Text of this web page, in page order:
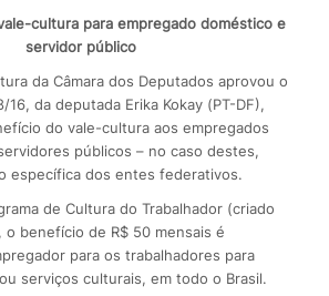
cultura para empregado doméstico e
servidor público
da Câmara dos Deputados aprovou o
16, da deputada Erika Kokay (PT-DF),
do vale-cultura aos empregados
públicos – no caso destes,
específica dos entes federativos.
de Cultura do Trabalhador (criado
o benefício de R$ 50 mensais é
para os trabalhadores para
serviços culturais, em todo o Brasil.